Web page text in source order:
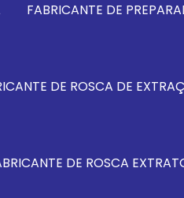
FABRICANTE DE
DE ROSCA DE
DE ROSCA